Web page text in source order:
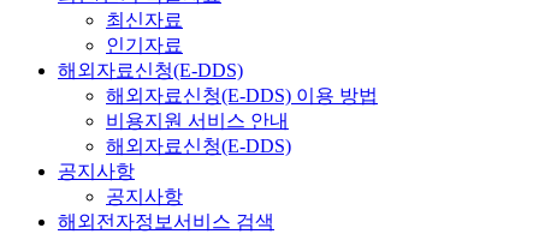
최신자료
인기자료
해외자료신청(E-DDS)
해외자료신청(E-DDS) 이용 방법
비용지원 서비스 안내
해외자료신청(E-DDS)
공지사항
공지사항
해외전자정보서비스 검색